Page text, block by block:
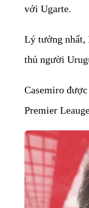
với Ugarte.
Lý tưởng nhất,
thủ người
Casemiro
Premier